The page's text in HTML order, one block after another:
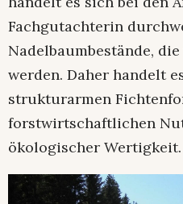
Fachgutachterin
Nadelbaumbestände,
werden. Daher handelt
strukturarmen
forstwirtschaftlichen
ökologischer Wertigkeit.